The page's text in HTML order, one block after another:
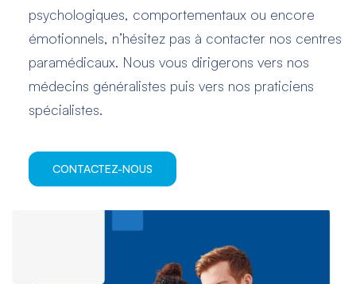
psychologiques, comportementaux ou encore
émotionnels, n’hésitez pas à contacter nos centres
paramédicaux. Nous vous dirigerons vers nos
médecins généralistes puis vers nos praticiens
spécialistes.
CONTACTEZ-NOUS